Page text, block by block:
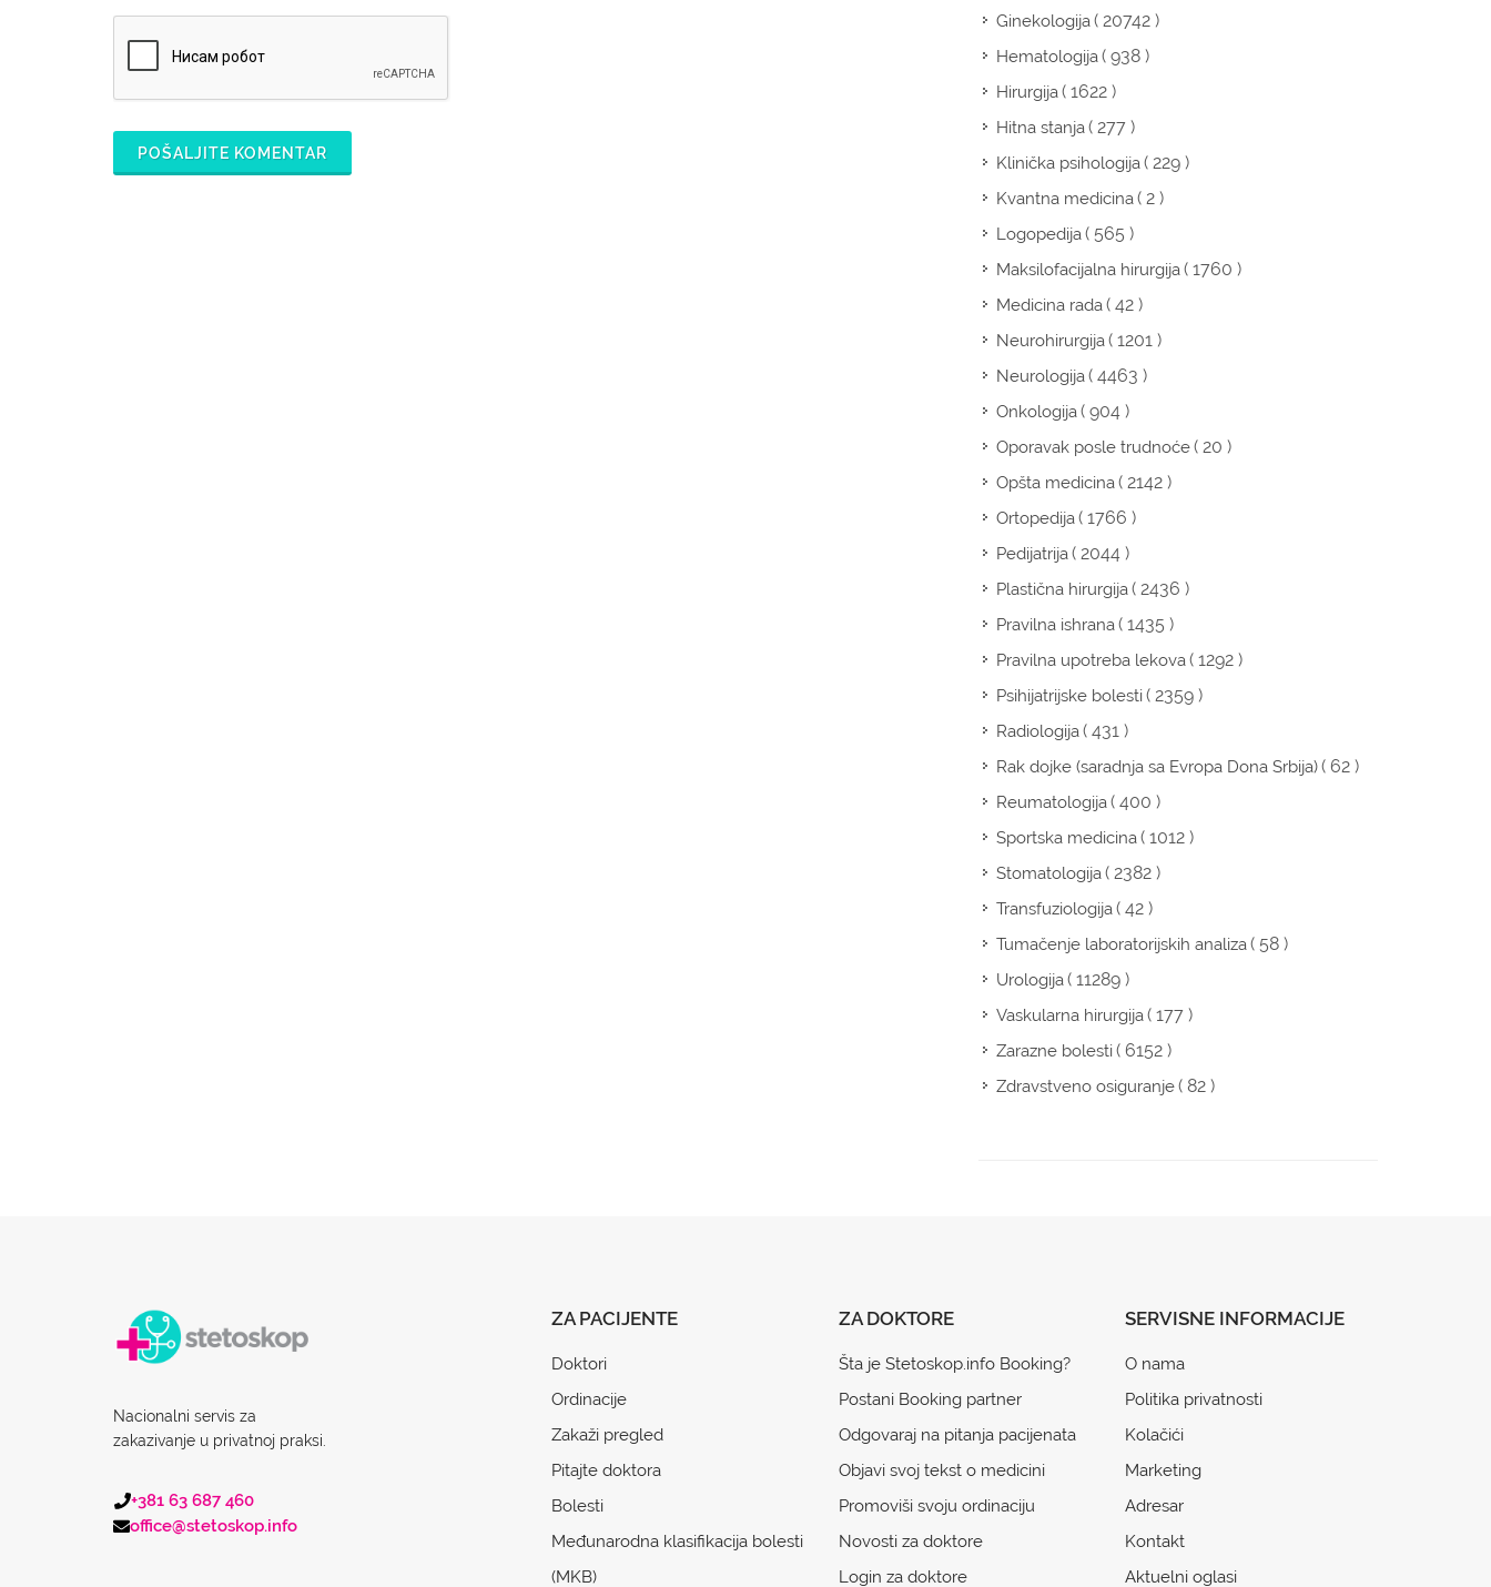
POŠALJITE KOMENTAR
Ginekologija( 20742 )
Hematologija( 938 )
Hirurgija( 1622 )
Hitna stanja( 277 )
Klinička psihologija( 229 )
Kvantna medicina( 2 )
Logopedija( 565 )
Maksilofacijalna hirurgija( 1760 )
Medicina rada( 42 )
Neurohirurgija( 1201 )
Neurologija( 4463 )
Onkologija( 904 )
Oporavak posle trudnoće( 20 )
Opšta medicina( 2142 )
Ortopedija( 1766 )
Pedijatrija( 2044 )
Plastična hirurgija( 2436 )
Pravilna ishrana( 1435 )
Pravilna upotreba lekova( 1292 )
Psihijatrijske bolesti( 2359 )
Radiologija( 431 )
Rak dojke (saradnja sa Evropa Dona Srbija)( 62 )
Reumatologija( 400 )
Sportska medicina( 1012 )
Stomatologija( 2382 )
Transfuziologija( 42 )
Tumačenje laboratorijskih analiza( 58 )
Urologija( 11289 )
Vaskularna hirurgija( 177 )
Zarazne bolesti( 6152 )
Zdravstveno osiguranje( 82 )
Nacionalni servis za
zakazivanje u privatnoj praksi.
+381 63 687 460
office@stetoskop.info
ZA PACIJENTE
Doktori
Ordinacije
Zakaži pregled
Pitajte doktora
Bolesti
Međunarodna klasifikacija bolesti
(MKB)
ZA DOKTORE
Šta je Stetoskop.info Booking?
Postani Booking partner
Odgovaraj na pitanja pacijenata
Objavi svoj tekst o medicini
Promoviši svoju ordinaciju
Novosti za doktore
Login za doktore
SERVISNE INFORMACIJE
O nama
Politika privatnosti
Kolačići
Marketing
Adresar
Kontakt
Aktuelni oglasi